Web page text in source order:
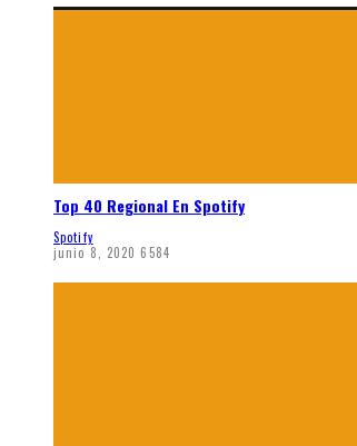
Top 40 Regional En Spotify
Spotify
junio 8, 2020 6584